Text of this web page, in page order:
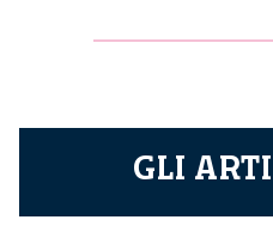
GLI